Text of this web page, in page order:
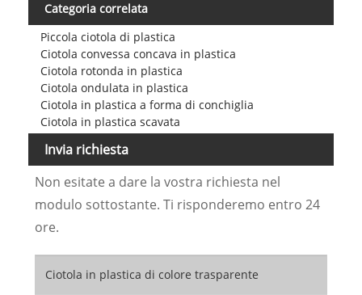
Categoria correlata
Piccola ciotola di plastica
Ciotola convessa concava in plastica
Ciotola rotonda in plastica
Ciotola ondulata in plastica
Ciotola in plastica a forma di conchiglia
Ciotola in plastica scavata
Invia richiesta
Non esitate a dare la vostra richiesta nel
modulo sottostante. Ti risponderemo entro 24
ore.